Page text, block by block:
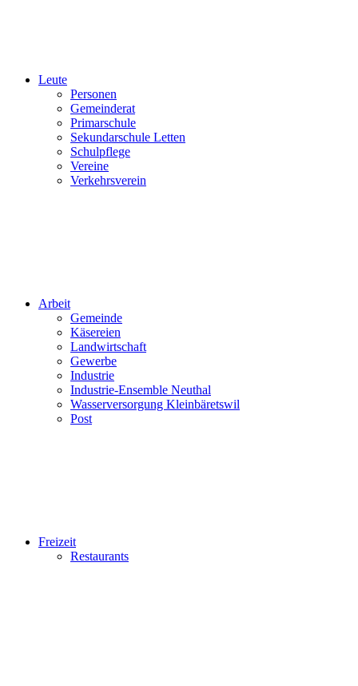
Leute
Personen
Gemeinderat
Primarschule
Sekundarschule Letten
Schulpflege
Vereine
Verkehrsverein
Arbeit
Gemeinde
Käsereien
Landwirtschaft
Gewerbe
Industrie
Industrie-Ensemble Neuthal
Wasserversorgung Kleinbäretswil
Post
Freizeit
Restaurants